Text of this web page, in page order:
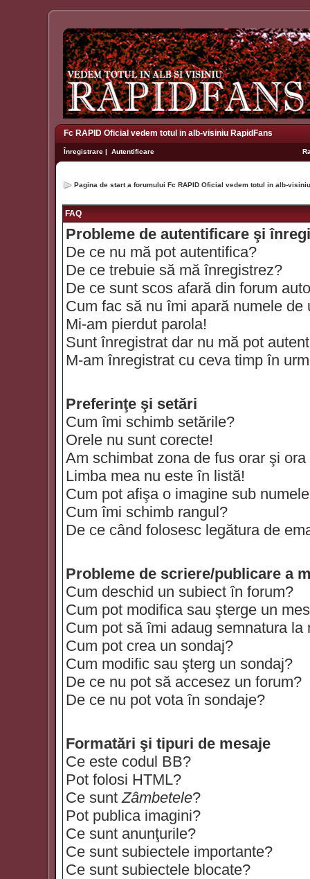
Fc RAPID Oficial vedem totul in alb-visiniu RapidFans
Înregistrare | Autentificare
Pagina de start a forumului Fc RAPID Oficial vedem totul in alb-
FAQ
Probleme de autentificare şi
De ce nu mă pot autentifica?
De ce trebuie să mă înregistrez?
De ce sunt scos afară din forum
Cum fac să nu îmi apară numele
Mi-am pierdut parola!
Sunt înregistrat dar nu mă pot
M-am înregistrat cu ceva timp în
Preferinţe şi setări
Cum îmi schimb setările?
Orele nu sunt corecte!
Am schimbat zona de fus orar şi
Limba mea nu este în listă!
Cum pot afişa o imagine sub
Cum îmi schimb rangul?
De ce când folosesc legătura de
Probleme de scriere/publicare a
Cum deschid un subiect în forum?
Cum pot modifica sau şterge un
Cum pot să îmi adaug semnatura la
Cum pot crea un sondaj?
Cum modific sau şterg un sondaj?
De ce nu pot să accesez un forum?
De ce nu pot vota în sondaje?
Formatări şi tipuri de mesaje
Ce este codul BB?
Pot folosi HTML?
Ce suntZâmbetele?
Pot publica imagini?
Ce sunt anunţurile?
Ce sunt subiectele importante?
Ce sunt subiectele blocate?